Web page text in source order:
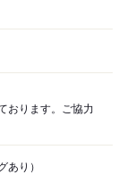
おります。ご協力
あり）